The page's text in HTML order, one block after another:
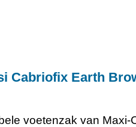
Cabriofix Earth
voetenzak van